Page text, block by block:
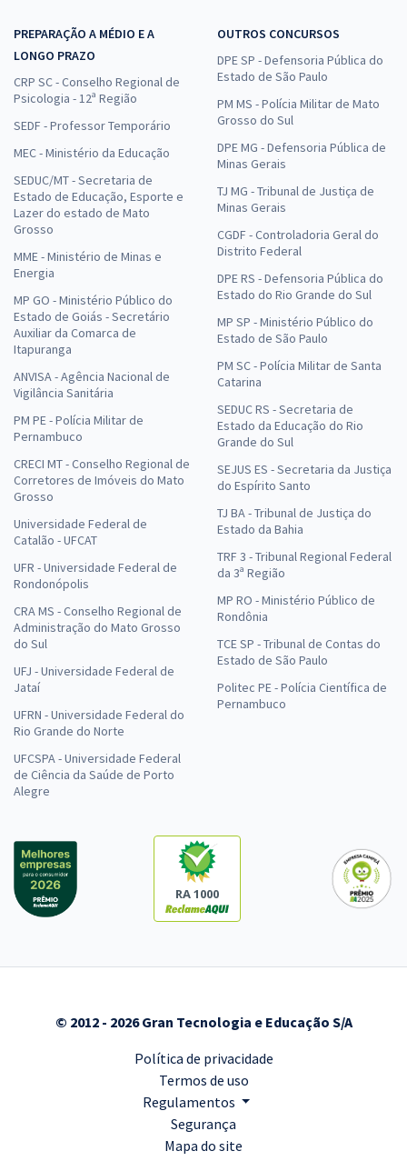
PREPARAÇÃO A MÉDIO E A
LONGO PRAZO
CRP SC - Conselho Regional de
Psicologia - 12ª Região
SEDF - Professor Temporário
MEC - Ministério da Educação
SEDUC/MT - Secretaria de
Estado de Educação, Esporte e
Lazer do estado de Mato
Grosso
MME - Ministério de Minas e
Energia
MP GO - Ministério Público do
Estado de Goiás - Secretário
Auxiliar da Comarca de
Itapuranga
ANVISA - Agência Nacional de
Vigilância Sanitária
PM PE - Polícia Militar de
Pernambuco
CRECI MT - Conselho Regional de
Corretores de Imóveis do Mato
Grosso
Universidade Federal de
Catalão - UFCAT
UFR - Universidade Federal de
Rondonópolis
CRA MS - Conselho Regional de
Administração do Mato Grosso
do Sul
UFJ - Universidade Federal de
Jataí
UFRN - Universidade Federal do
Rio Grande do Norte
UFCSPA - Universidade Federal
de Ciência da Saúde de Porto
Alegre
OUTROS CONCURSOS
DPE SP - Defensoria Pública do
Estado de São Paulo
PM MS - Polícia Militar de Mato
Grosso do Sul
DPE MG - Defensoria Pública de
Minas Gerais
TJ MG - Tribunal de Justiça de
Minas Gerais
CGDF - Controladoria Geral do
Distrito Federal
DPE RS - Defensoria Pública do
Estado do Rio Grande do Sul
MP SP - Ministério Público do
Estado de São Paulo
PM SC - Polícia Militar de Santa
Catarina
SEDUC RS - Secretaria de
Estado da Educação do Rio
Grande do Sul
SEJUS ES - Secretaria da Justiça
do Espírito Santo
TJ BA - Tribunal de Justiça do
Estado da Bahia
TRF 3 - Tribunal Regional Federal
da 3ª Região
MP RO - Ministério Público de
Rondônia
TCE SP - Tribunal de Contas do
Estado de São Paulo
Politec PE - Polícia Científica de
Pernambuco
RA 1000
© 2012 - 2026 Gran Tecnologia e Educação S/A
Política de privacidade
Termos de uso
Regulamentos
Segurança
Mapa do site